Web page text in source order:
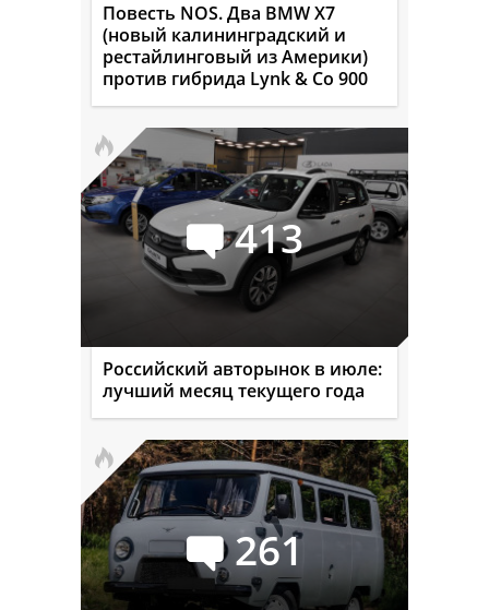
Повесть NOS. Два BMW X7
(новый калининградский и
рестайлинговый из Америки)
против гибрида Lynk & Co 900
413
Российский авторынок в июле:
лучший месяц текущего года
261